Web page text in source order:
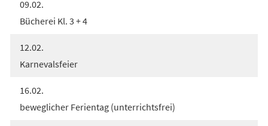
09.02.
Bücherei Kl. 3 + 4
12.02.
Karnevalsfeier
16.02.
beweglicher Ferientag (unterrichtsfrei)